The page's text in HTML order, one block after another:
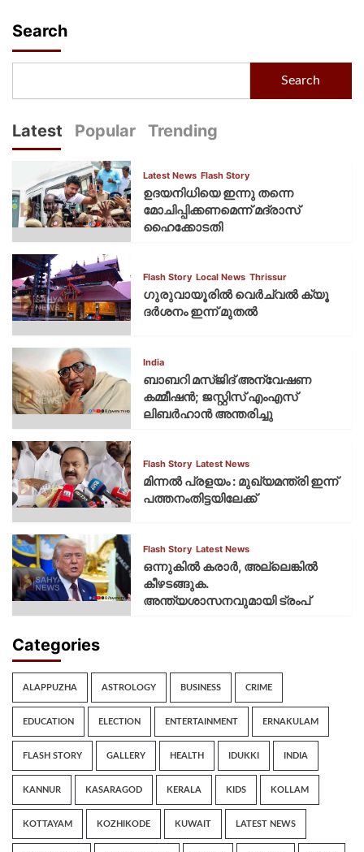
Search
Search
Latest Popular Trending
Latest News Flash Story
ഉദയനിധിയെ ഇന്നു തന്നെ
മോചിപ്പിക്കണമെന്ന് മദ്രാസ്
ഹൈക്കോടതി
Flash Story Local News Thrissur
ഗുരുവായൂരില്‍ വെര്‍ച്വല്‍ ക്യൂ
ദര്‍ശനം ഇന്ന് മുതല്‍
India
ബാബറി മസ്ജിദ് അന്വേഷണ
കമ്മീഷന്‍; ജസ്റ്റിസ് എംഎസ്
ലിബര്‍ഹാന്‍ അന്തരിച്ചു
Flash Story Latest News
മിന്നല്‍ പ്രളയം : മുഖ്യമന്ത്രി ഇന്ന്
പത്തനംതിട്ടയിലേക്ക്
Flash Story Latest News
ഒന്നുകില്‍ കരാര്‍, അല്ലെങ്കില്‍
കീഴടങ്ങുക.
അന്ത്യശാസനവുമായി ട്രംപ്
Categories
ALAPPUZHA ASTROLOGY BUSINESS CRIME
EDUCATION ELECTION ENTERTAINMENT ERNAKULAM
FLASH STORY GALLERY HEALTH IDUKKI INDIA
KANNUR KASARAGOD KERALA KIDS KOLLAM
KOTTAYAM KOZHIKODE KUWAIT LATEST NEWS